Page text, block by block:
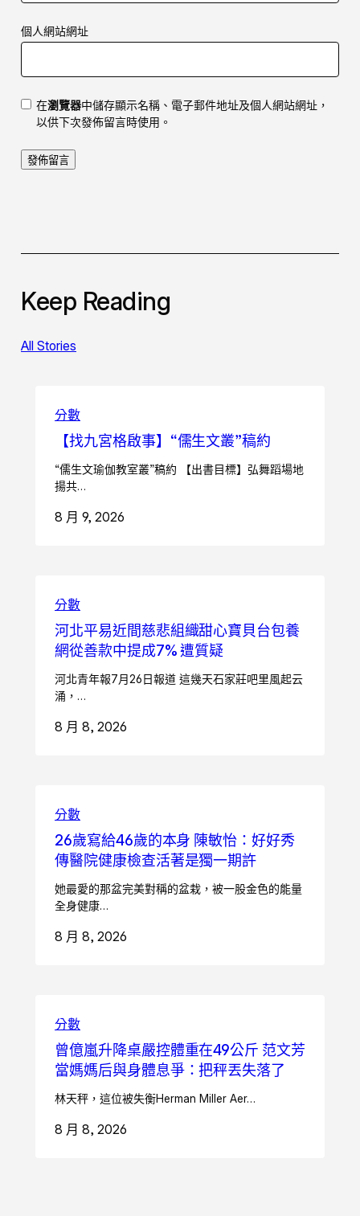
個人網站網址
在瀏覽器中儲存顯示名稱、電子郵件地址及個人網站網址，
以供下次發佈留言時使用。
Keep Reading
All Stories
分數
【找九宮格啟事】“儒生文叢”稿約
“儒生文瑜伽教室叢”稿約 【出書目標】弘舞蹈場地
揚共…
8 月 9, 2026
分數
河北平易近間慈悲組織甜心寶貝台包養
網從善款中提成7% 遭質疑
河北青年報7月26日報道 這幾天石家莊吧里風起云
涌，…
8 月 8, 2026
分數
26歲寫給46歲的本身 陳敏怡：好好秀
傳醫院健康檢查活著是獨一期許
她最愛的那盆完美對稱的盆栽，被一股金色的能量
全身健康…
8 月 8, 2026
分數
曾億嵐升降桌嚴控體重在49公斤 范文芳
當媽媽后與身體息爭：把秤丟失落了
林天秤，這位被失衡Herman Miller Aer…
8 月 8, 2026